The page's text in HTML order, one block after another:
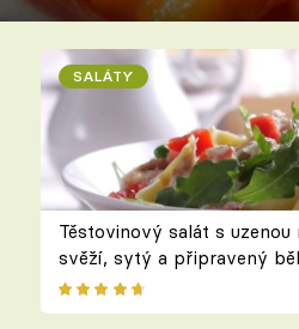
SALÁTY
Těstovinový salát s
svěží, sytý a připravený